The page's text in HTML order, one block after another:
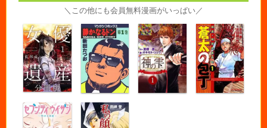
＼この他にも会員無料漫画がいっぱい／